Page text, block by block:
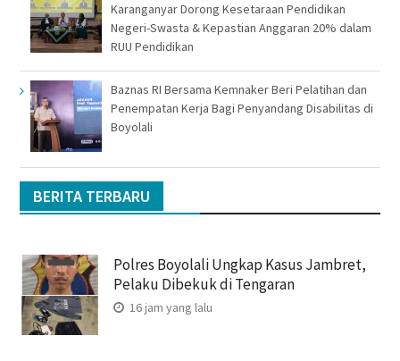
Karanganyar Dorong Kesetaraan Pendidikan
Negeri-Swasta & Kepastian Anggaran 20% dalam
RUU Pendidikan
Baznas RI Bersama Kemnaker Beri Pelatihan dan
Penempatan Kerja Bagi Penyandang Disabilitas di
Boyolali
BERITA TERBARU
Polres Boyolali Ungkap Kasus Jambret,
Pelaku Dibekuk di Tengaran
16 jam yang lalu